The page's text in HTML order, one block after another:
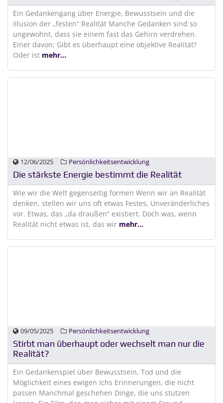
Ein Gedankengang über Energie, Bewusstsein und die
Illusion der „festen“ Realität Manche Gedanken sind so
ungewohnt, dass sie einem fast das Gehirn verdrehen.
Einer davon: Gibt es überhaupt eine objektive Realität?
Oder ist mehr...
12/06/2025 Persönlichkeitsentwicklung
Die stärkste Energie bestimmt die Realität
Wie wir die Welt gegenseitig formen Wenn wir an Realität
denken, stellen wir uns oft etwas Festes, Unveränderliches
vor. Etwas, das „da draußen“ existiert. Doch was, wenn
Realität nicht etwas ist, das wir mehr...
09/05/2025 Persönlichkeitsentwicklung
Stirbt man überhaupt oder wechselt man nur die
Realität?
Ein Gedankenspiel über Bewusstsein, Tod und die
Möglichkeit eines ewigen Ichs Erinnerungen, die nicht
passen Manchmal geschehen Dinge, die uns stutzen